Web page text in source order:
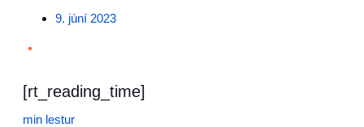
9. júní 2023
•
[rt_reading_time]
min lestur